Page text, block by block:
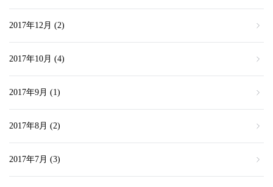
2017年12月 (2)
2017年10月 (4)
2017年9月 (1)
2017年8月 (2)
2017年7月 (3)